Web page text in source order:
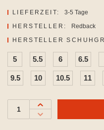
LIEFERZEIT:
3-5 Tage
HERSTELLER:
Redback
HERSTELLER
5 5.5 6 6.5
9.5 10 10.5 11